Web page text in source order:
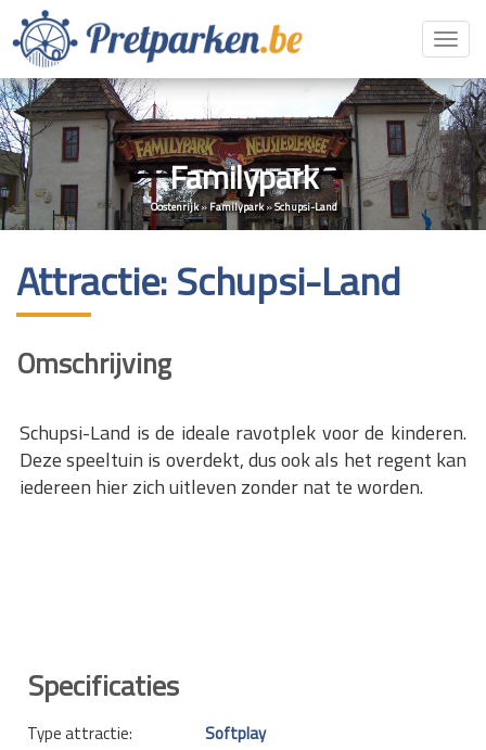
Familypark
Oostenrijk»Familypark»Schupsi-Land
Attractie: Schupsi-Land
Omschrijving
Schupsi-Land is de ideale ravotplek voor de kinderen.
Deze speeltuin is overdekt, dus ook als het regent kan
iedereen hier zich uitleven zonder nat te worden.
Specificaties
Type attractie: Softplay